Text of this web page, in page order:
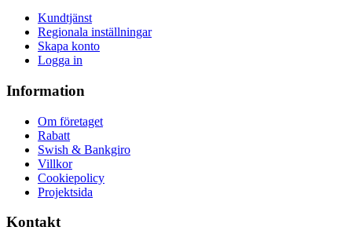
Kundtjänst
Regionala inställningar
Skapa konto
Logga in
Information
Om företaget
Rabatt
Swish & Bankgiro
Villkor
Cookiepolicy
Projektsida
Kontakt